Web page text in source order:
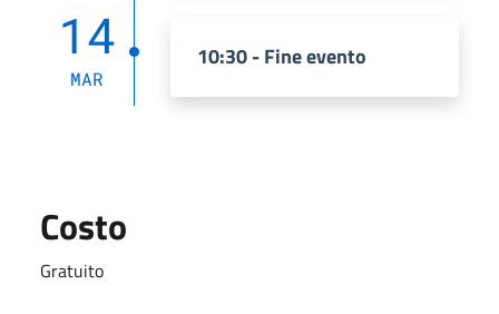
14
MAR
10:30 - Fine evento
Costo
Gratuito